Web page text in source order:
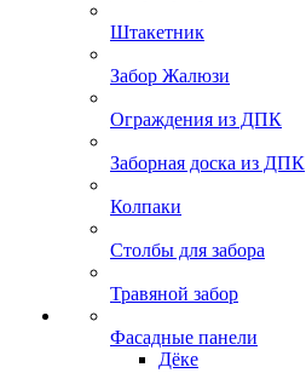
Штакетник
Забор Жалюзи
Ограждения из ДПК
Заборная доска из ДПК
Колпаки
Столбы для забора
Травяной забор
Фасадные панели
Дёке